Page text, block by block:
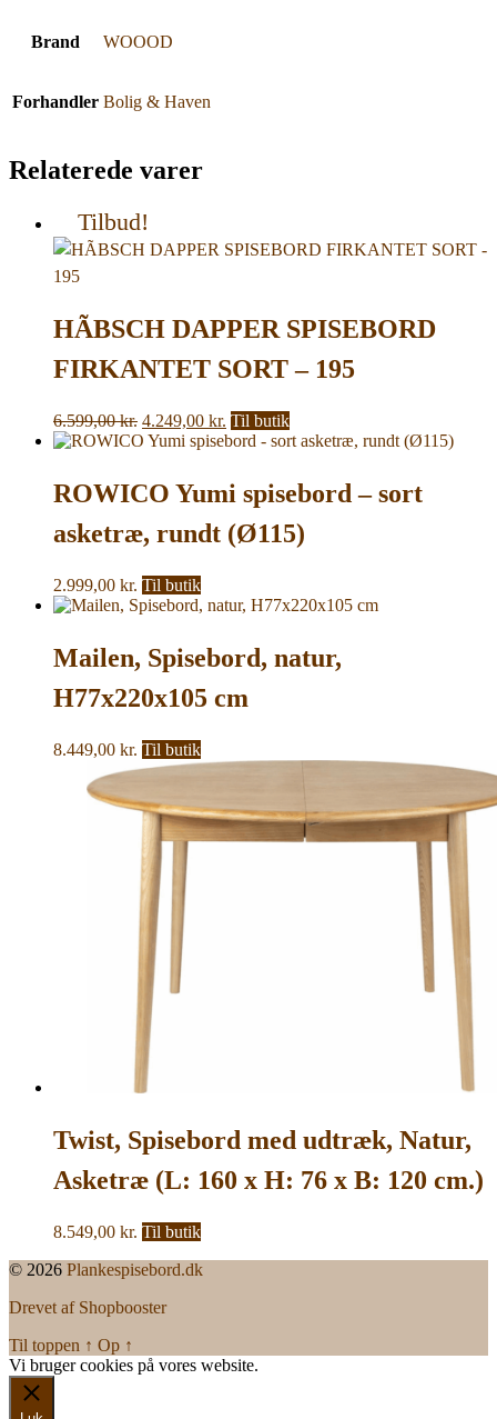
Brand WOOOD
Forhandler Bolig & Haven
Relaterede varer
Tilbud!
HÃBSCH DAPPER SPISEBORD
FIRKANTET SORT – 195
6.599,00kr. Den
oprindelige
6.599,00 kr..
4.249,00 kr. Den
aktuelle
er:
4.249,00 kr..
Til butik
ROWICO Yumi spisebord – sort
asketræ, rundt (Ø115)
2.999,00 kr. Til butik
Mailen, Spisebord, natur,
H77x220x105 cm
8.449,00 kr. Til butik
Twist, Spisebord med udtræk, Natur,
Asketræ (L: 160 x H: 76 x B: 120 cm.)
8.549,00 kr. Til butik
© 2026 Plankespisebord.dk
Drevet af Shopbooster
Til toppen ↑ Op ↑
Vi bruger cookies på vores website.